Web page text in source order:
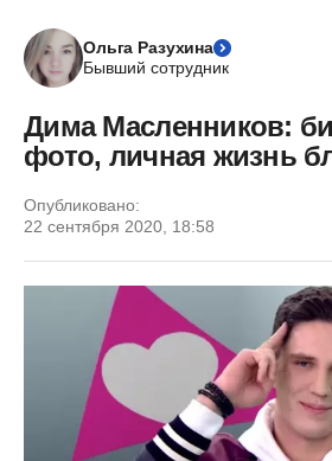
Ольга Разухина
Бывший сотрудник
Дима Масленников:
фото, личная жизнь
Опубликовано:
22 сентября 2020, 18:58